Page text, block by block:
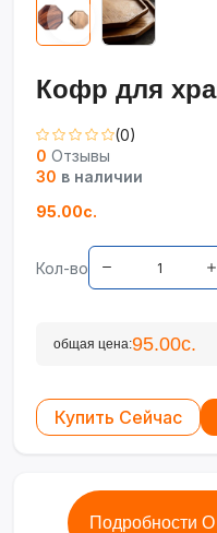
Кофр для
(0)
0 Отзывы
30 в наличии
95.00с.
Кол-во
общая цена:95.00с.
Купить Сейчас
Подробности